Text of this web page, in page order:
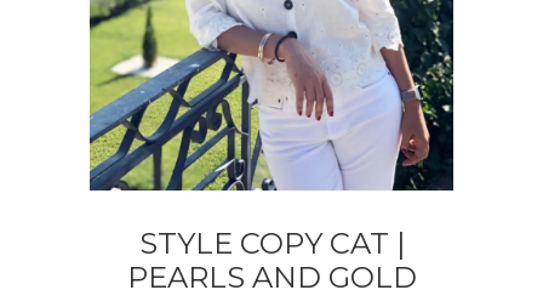
STYLE COPY CAT |
PEARLS AND GOLD